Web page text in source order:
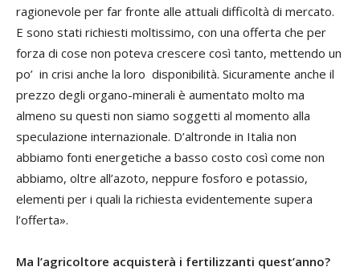
ragionevole per far fronte alle attuali difficoltà di mercato.
E sono stati richiesti moltissimo, con una offerta che per
forza di cose non poteva crescere così tanto, mettendo un
po’ in crisi anche la loro disponibilità. Sicuramente anche il
prezzo degli organo-minerali è aumentato molto ma
almeno su questi non siamo soggetti al momento alla
speculazione internazionale. D’altronde in Italia non
abbiamo fonti energetiche a basso costo così come non
abbiamo, oltre all’azoto, neppure fosforo e potassio,
elementi per i quali la richiesta evidentemente supera
l’offerta».
Ma l’agricoltore acquisterà i fertilizzanti quest’anno?